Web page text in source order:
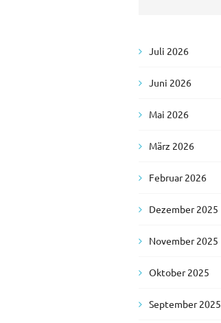
Juli 2026
Juni 2026
Mai 2026
März 2026
Februar 2026
Dezember 2025
November 2025
Oktober 2025
September 2025